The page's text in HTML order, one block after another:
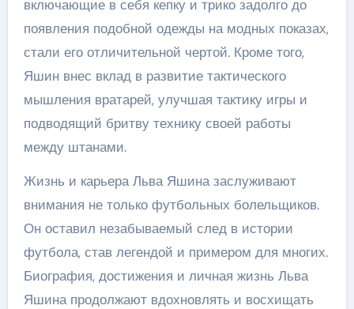
включающие в себя кепку и трико задолго до
появления подобной одежды на модных показах,
стали его отличительной чертой. Кроме того,
Яшин внес вклад в развитие тактического
мышления вратарей, улучшая тактику игры и
подводящий бритву технику своей работы
между штанами.
Жизнь и карьера Льва Яшина заслуживают
внимания не только футбольных болельщиков.
Он оставил незабываемый след в истории
футбола, став легендой и примером для многих.
Биография, достижения и личная жизнь Льва
Яшина продолжают вдохновлять и восхищать